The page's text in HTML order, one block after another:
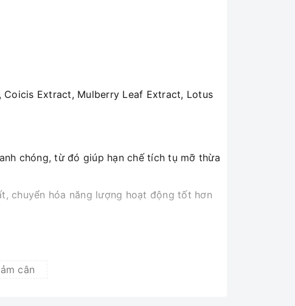
Extract, Mulberry Leaf Extract, Lotus
chóng, từ đó giúp hạn chế tích tụ mỡ thừa
chuyển hóa năng lượng hoạt động tốt hơn
và loại bỏ chúng ra khỏi cơ thể mà không
cân